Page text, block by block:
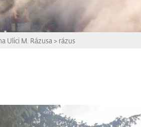
Ulici M. Rázusa > rázus